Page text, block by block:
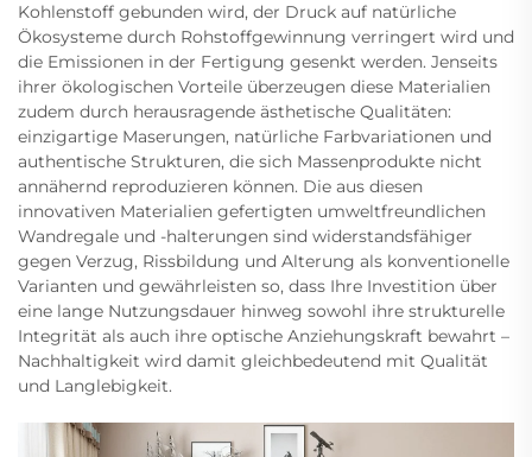
Kohlenstoff gebunden wird, der Druck auf natürliche
Ökosysteme durch Rohstoffgewinnung verringert wird und
die Emissionen in der Fertigung gesenkt werden. Jenseits
ihrer ökologischen Vorteile überzeugen diese Materialien
zudem durch herausragende ästhetische Qualitäten:
einzigartige Maserungen, natürliche Farbvariationen und
authentische Strukturen, die sich Massenprodukte nicht
annähernd reproduzieren können. Die aus diesen
innovativen Materialien gefertigten umweltfreundlichen
Wandregale und -halterungen sind widerstandsfähiger
gegen Verzug, Rissbildung und Alterung als konventionelle
Varianten und gewährleisten so, dass Ihre Investition über
eine lange Nutzungsdauer hinweg sowohl ihre strukturelle
Integrität als auch ihre optische Anziehungskraft bewahrt –
Nachhaltigkeit wird damit gleichbedeutend mit Qualität
und Langlebigkeit.